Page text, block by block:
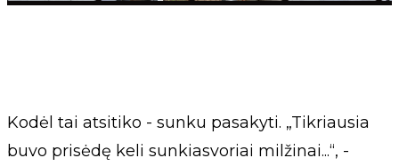
Kodėl tai atsitiko - sunku pasakyti. „Tikriausia
buvo prisėdę keli sunkiasvoriai milžinai...“, -